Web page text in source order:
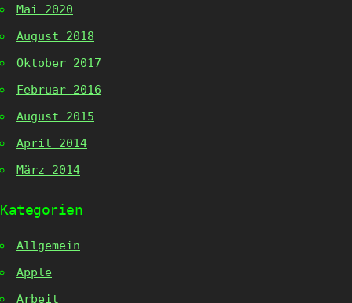
Mai 2020
August 2018
Oktober 2017
Februar 2016
August 2015
April 2014
März 2014
Kategorien
Allgemein
Apple
Arbeit